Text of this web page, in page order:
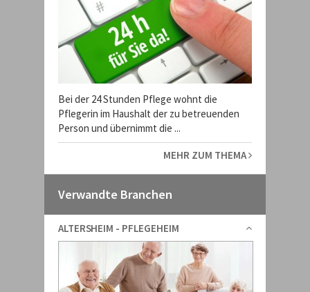
Bei der 24 Stunden Pflege wohnt die
Pflegerin im Haushalt der zu betreuenden
Person und übernimmt die ...
MEHR ZUM THEMA
Verwandte Branchen
ALTERSHEIM - PFLEGEHEIM